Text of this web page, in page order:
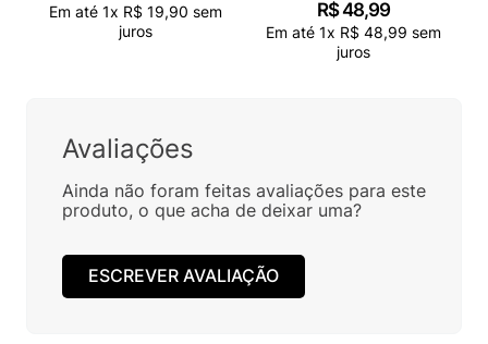
Em até 1x R$ 19,90 sem
juros
R$48,99
Em até 1x R$ 48,99 sem
juros
Avaliações
Ainda não foram feitas avaliações para este
produto, o que acha de deixar uma?
ESCREVER AVALIAÇÃO